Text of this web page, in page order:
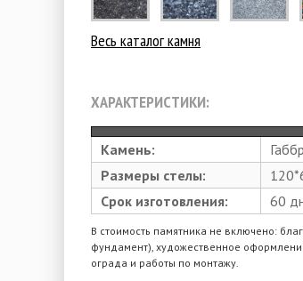
Весь каталог камня
ХАРАКТЕРИСТИКИ:
Камень:
Размеры стелы:
Срок изготовления:
60
В стоимость памятника не включено:
фундамент), художественное
ограда и работы по монтажу.